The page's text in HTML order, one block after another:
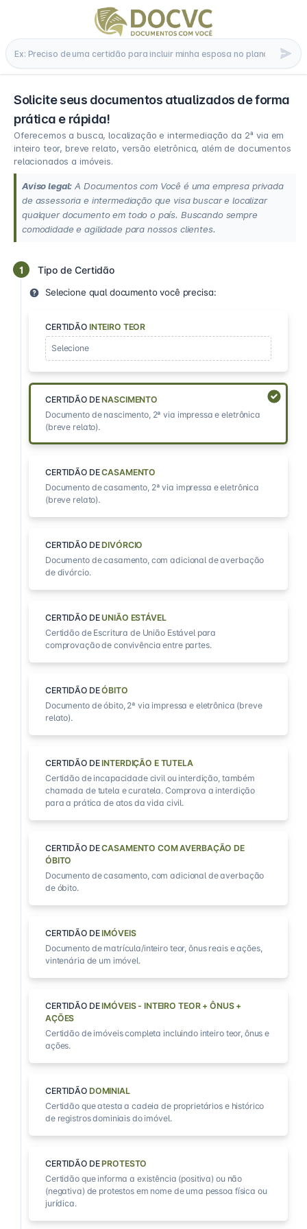
Solicite seus documentos atualizados de forma
prática e rápida!
Oferecemos a busca, localização e intermediação da 2ª via em
inteiro teor, breve relato, versão eletrônica, além de documentos
relacionados a imóveis.
Aviso legal: A Documentos com Você é uma empresa privada
de assessoria e intermediação que visa buscar e localizar
qualquer documento em todo o país. Buscando sempre
comodidade e agilidade para nossos clientes.
1 Tipo de Certidão
Selecione qual documento você precisa:
CERTIDÃO INTEIRO TEOR
Selecione
CERTIDÃO DENASCIMENTO
Documento de nascimento, 2ª via impressa e eletrônica
(breve relato).
CERTIDÃO DECASAMENTO
Documento de casamento, 2ª via impressa e eletrônica
(breve relato).
CERTIDÃO DEDIVÓRCIO
Documento de casamento, com adicional de averbação
de divórcio.
CERTIDÃO DEUNIÃO ESTÁVEL
Certidão de Escritura de União Estável para
comprovação de convivência entre partes.
CERTIDÃO DEÓBITO
Documento de óbito, 2ª via impressa e eletrônica (breve
relato).
CERTIDÃO DEINTERDIÇÃO E TUTELA
Certidão de incapacidade civil ou interdição, também
chamada de tutela e curatela. Comprova a interdição
para a prática de atos da vida civil.
CERTIDÃO DECASAMENTO COM AVERBAÇÃO DE
ÓBITO
Documento de casamento, com adicional de averbação
de óbito.
CERTIDÃO DEIMÓVEIS
Documento de matrícula/inteiro teor, ônus reais e ações,
vintenária de um imóvel.
CERTIDÃO DEIMÓVEIS - INTEIRO TEOR + ÔNUS +
AÇÕES
Certidão de imóveis completa incluindo inteiro teor, ônus e
ações.
CERTIDÃO DOMINIAL
Certidão que atesta a cadeia de proprietários e histórico
de registros dominiais do imóvel.
CERTIDÃO DEPROTESTO
Certidão que informa a existência (positiva) ou não
(negativa) de protestos em nome de uma pessoa física ou
jurídica.